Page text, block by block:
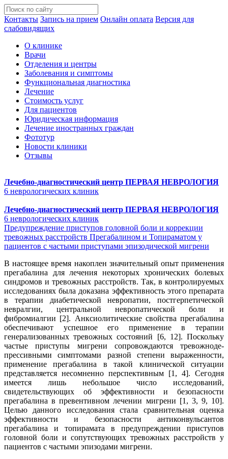
Контакты Запись на прием Онлайн оплата Версия для
слабовидящих
О клинике
Врачи
Отделения и центры
Заболевания и симптомы
Функциональная диагностика
Лечение
Стоимость услуг
Для пациентов
Юридическая информация
Лечение иностранных граждан
Фототур
Новости клиники
Отзывы
Лечебно-диагностический центр ПЕРВАЯ НЕВРОЛОГИЯ
6 неврологических клиник
Лечебно-диагностический центр ПЕРВАЯ НЕВРОЛОГИЯ
6 неврологических клиник
Предупреждение приступов головной боли и коррекции
тревожных расстройств Прегабалином и Топираматом у
пациентов с частыми приступами эпизодической мигрени
В настоящее время накоплен значительный опыт применения
прегабалина для лечения некоторых хронических болевых
синдромов и тревожных расстройств. Так, в контролируемых
исследованиях была доказана эффективность этого препарата
в терапии диабетической невропатии, постгерпетической
невралгии, центральной невропатической боли и
фибромиалгии [2]. Анксиолитические свойства прегабалина
обеспечивают успешное его применение в терапии
генерализованных тревожных состояний [6, 12]. Поскольку
частые приступы мигрени сопровождаются тревожноде-
прессивными симптомами разной степени выраженности,
применение прегабалина в такой клинической ситуации
представляется несомненно перспективным [1, 4]. Сегодня
имеется лишь небольшое число исследований,
свидетельствующих об эффективности и безопасности
прегабалина в превентивном лечении мигрени [1, 3, 9, 10].
Целью данного исследования стала сравнительная оценка
эффективности и безопасности антиконвульсантов
прегабалина и топирамата в предупреждении приступов
головной боли и сопутствующих тревожных расстройств у
пациентов с частыми эпизодами мигрени.